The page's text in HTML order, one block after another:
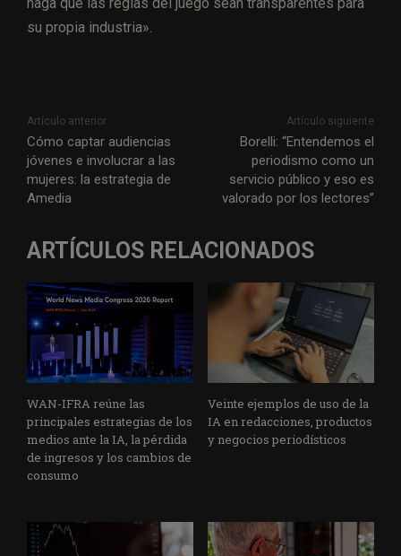
haga que las reglas del juego sean transparentes para
su propia industria».
Artículo anterior
Cómo captar audiencias
jóvenes e involucrar a las
mujeres: la estrategia de
Amedia
Artículo siguiente
Borelli: “Entendemos el
periodismo como un
servicio público y eso es
valorado por los lectores”
ARTÍCULOS RELACIONADOS
WAN-IFRA reúne las
principales estrategias de los
medios ante la IA, la pérdida
de ingresos y los cambios de
consumo
Veinte ejemplos de uso de la
IA en redacciones, productos
y negocios periodísticos